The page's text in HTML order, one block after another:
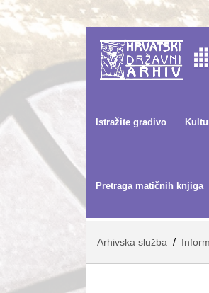
Istražite gradivo
Pretraga matičnih knjiga
Arhivska služba /